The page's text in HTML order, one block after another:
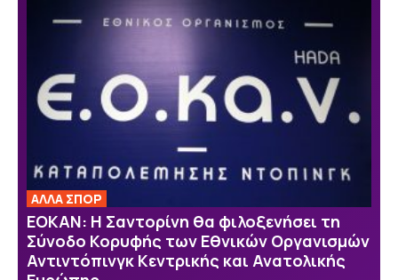
ΑΛΛΑ ΣΠΟΡ
ΕΟΚΑΝ: Η Σαντορίνη θα φιλοξενήσει τη
Σύνοδο Κορυφής των Εθνικών Οργανισμών
Αντιντόπινγκ Κεντρικής και Ανατολικής